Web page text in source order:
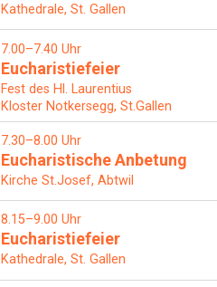
Kathedrale, St. Gallen
7.00–7.40 Uhr
Eucharistiefeier
Fest des Hl. Laurentius
Kloster Notkersegg, St.Gallen
7.30–8.00 Uhr
Eucharistische Anbetung
Kirche St.Josef, Abtwil
8.15–9.00 Uhr
Eucharistiefeier
Kathedrale, St. Gallen